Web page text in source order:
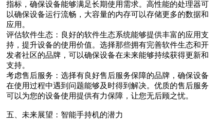
指标，确保设备能够满足长期使用需求。高性能的处理器可
以确保设备运行流畅，大容量的内存可以存储更多的数据和
应用。
评估软件生态‌：良好的软件生态系统能够提供丰富的应用支
持，提升设备的使用价值。选择那些拥有完善软件生态和开
发者社区的品牌，可以确保设备在未来能够持续获得更新和
支持。
考虑售后服务‌：选择有良好售后服务保障的品牌，确保设备
在使用过程中遇到问题能够及时得到解决。优质的售后服务
可以为您的设备使用提供有力保障，让您无后顾之忧。
五、未来展望：智能手持机的潜力